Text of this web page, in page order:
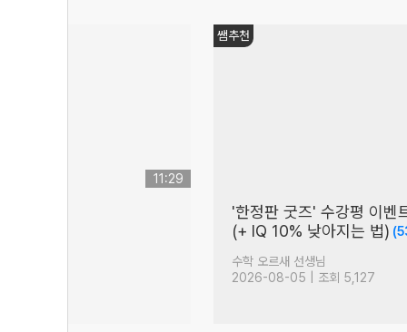
11:29
쌤추천
'한정판 굿즈' 수강평 이벤
(+ IQ 10% 낮아지는 법)
수학 오르새 선생님
2026-08-05 | 조회 5,127